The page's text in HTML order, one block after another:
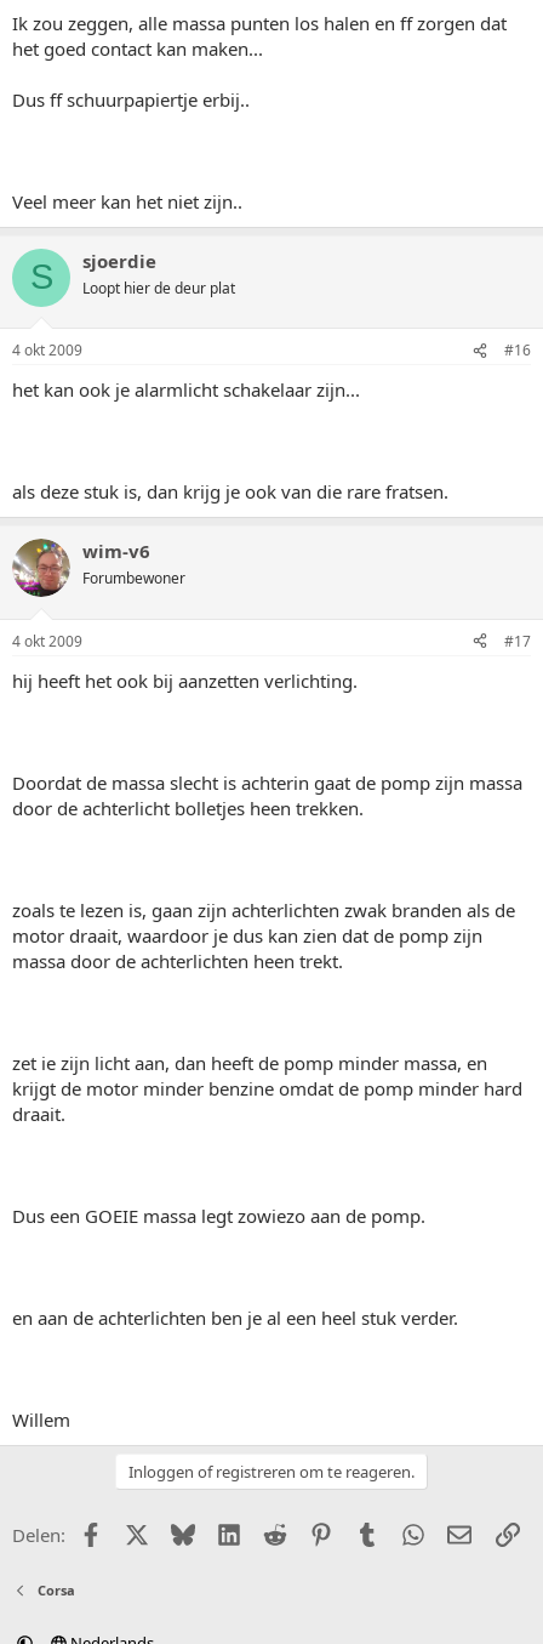
Ik zou zeggen, alle massa punten los halen en ff zorgen dat
het goed contact kan maken...
Dus ff schuurpapiertje erbij..
Veel meer kan het niet zijn..
S sjoerdie
Loopt hier de deur plat
4 okt 2009 #16
het kan ook je alarmlicht schakelaar zijn...
als deze stuk is, dan krijg je ook van die rare fratsen.
wim-v6
Forumbewoner
4 okt 2009 #17
hij heeft het ook bij aanzetten verlichting.
Doordat de massa slecht is achterin gaat de pomp zijn massa
door de achterlicht bolletjes heen trekken.
zoals te lezen is, gaan zijn achterlichten zwak branden als de
motor draait, waardoor je dus kan zien dat de pomp zijn
massa door de achterlichten heen trekt.
zet ie zijn licht aan, dan heeft de pomp minder massa, en
krijgt de motor minder benzine omdat de pomp minder hard
draait.
Dus een GOEIE massa legt zowiezo aan de pomp.
en aan de achterlichten ben je al een heel stuk verder.
Willem
Inloggen of registreren om te reageren.
Delen: FacebookX (Twitter)
BlueskyLinkedIn
Reddit PinterestTumblr WhatsApp
E-mail
Corsa